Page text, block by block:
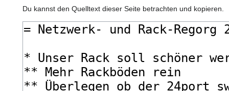
Du kannst den Quelltext dieser Seite betrachten und kopieren.